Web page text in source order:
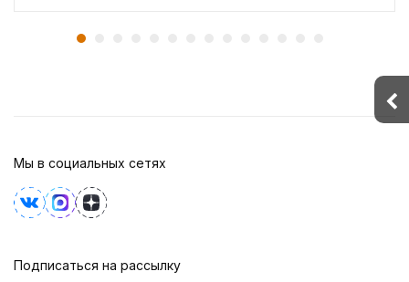
Мы в социальных сетях
Подписаться на рассылку